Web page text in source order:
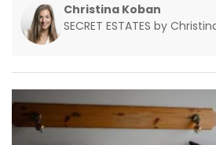
Christina Koban
SECRET ESTATES by